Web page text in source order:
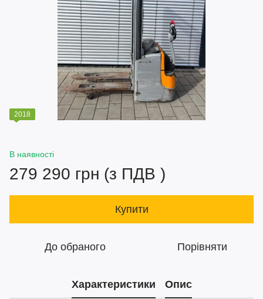
2018
В наявності
279 290 грн (з ПДВ )
Купити
До обраного Порівняти
Характеристики Опис